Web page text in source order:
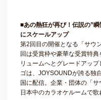
■あの熱狂が再び！伝説の”
にスケールアップ
第2回目の開催となる「サウ
回は受賞枠や豪華な受賞特
リュームへとグレードアッ
ゴは、JOYSOUNDが誇る独
国に配信。企業・団体の「サ
日本中のカラオケルームで歌